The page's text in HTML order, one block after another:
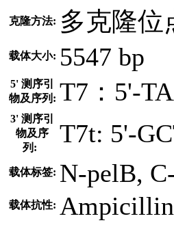
克隆方法: 多克隆位
载体大小: 5547 bp
5' 测序引
物及序列: T7：5'-
3' 测序引
物及序
列:
T7t: 5'-
载体标签: N-pelB,
载体抗性: Ampicillin